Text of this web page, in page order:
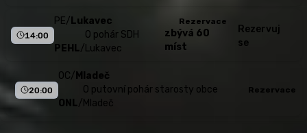
14:00
PE/ Lukavec
PEHL/
O pohár SDH
Lukavec
Rezervace
zbývá 60
míst
Rezervuj
se
20:00
OC/ Mladeč
ONL/
O putovní pohár starosty obce
Mladeč
Rezervace